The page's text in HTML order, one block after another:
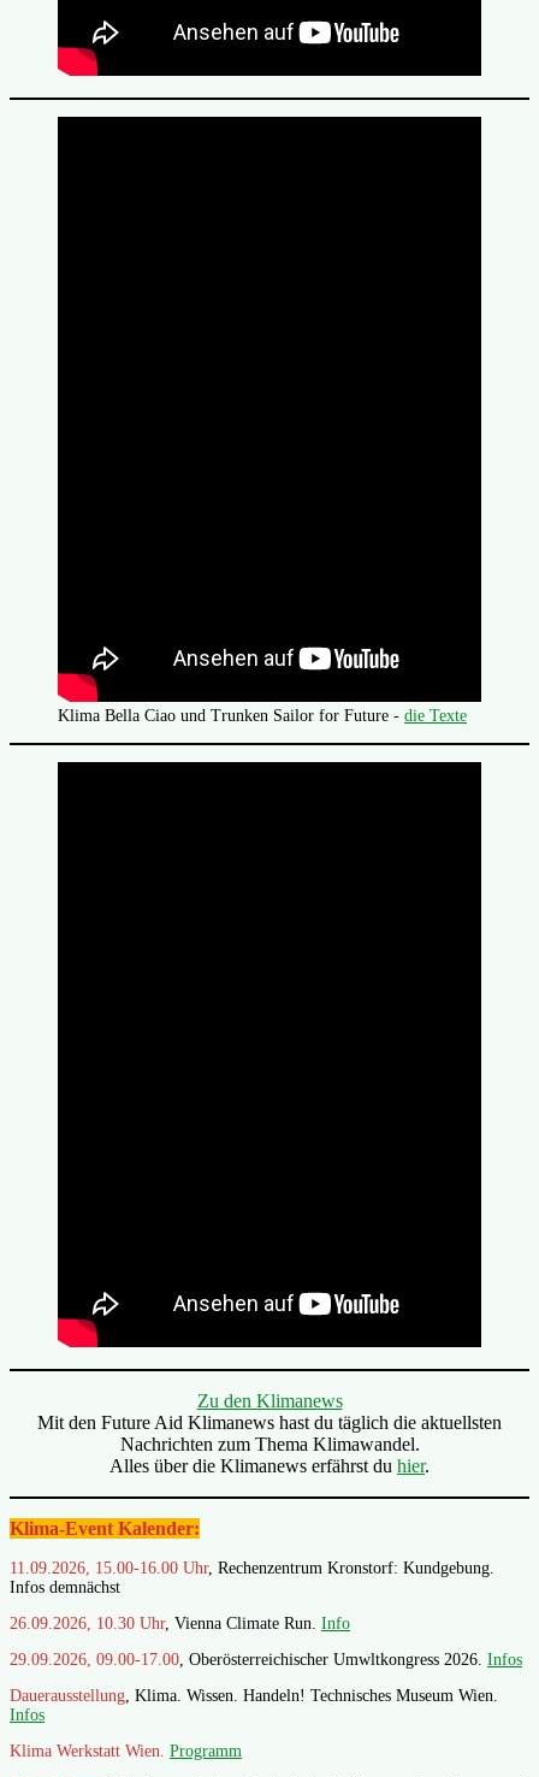
Klima Bella Ciao und Trunken Sailor for Future - die Texte
Zu den Klimanews
Mit den Future Aid Klimanews hast du täglich die aktuellsten
Nachrichten zum Thema Klimawandel.
Alles über die Klimanews erfährst du hier.
Klima-Event Kalender:
11.09.2026, 15.00-16.00 Uhr, Rechenzentrum Kronstorf: Kundgebung.
Infos demnächst
26.09.2026, 10.30 Uhr, Vienna Climate Run. Info
29.09.2026, 09.00-17.00, Oberösterreichischer Umwltkongress 2026. Infos
Dauerausstellung, Klima. Wissen. Handeln! Technisches Museum Wien.
Infos
Klima Werkstatt Wien. Programm